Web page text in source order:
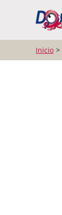
Inicio